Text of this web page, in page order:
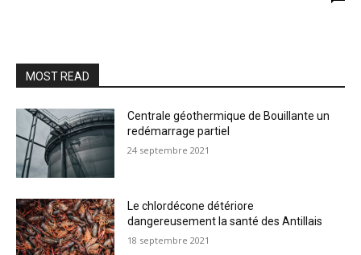
MOST READ
Centrale géothermique de Bouillante un
redémarrage partiel
24 septembre 2021
Le chlordécone détériore
dangereusement la santé des Antillais
18 septembre 2021